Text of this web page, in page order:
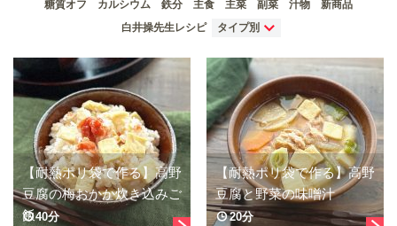
糖質オフ
カルシウム 鉄分 主食 主菜 副菜 汁物
新商品
白井操先生レシピ
タイプ別
【耐熱ポリ袋で作る】高野
豆腐の梅おかか炊き込みご
飯40分
【耐熱ポリ袋で作る】高野
豆腐と野菜の味噌汁
20分